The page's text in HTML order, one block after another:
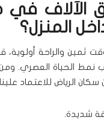
الآلاف في
المنزل؟
ثمين والراحة أولوية،
نمط الحياة العصري. ومن
الرياض للاعتماد
شديدة.